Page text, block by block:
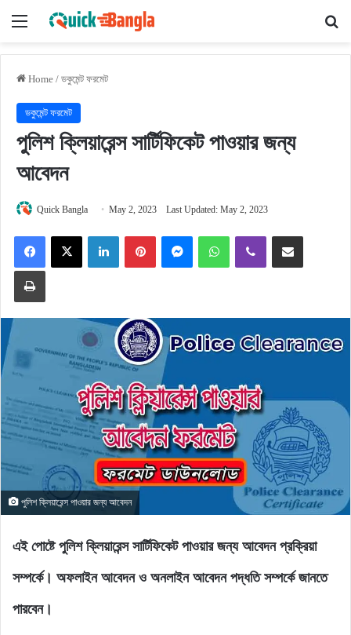
Menu
Home / ডকুমেন্ট ফরমেট
ডকুমেন্ট ফরমেট
পুলিশ ক্লিয়ারেন্স সার্টিফিকেট পাওয়ার জন্য
আবেদন
Quick Bangla May 2, 2023 Last Updated: May 2, 2023
FacebookX LinkedInPinterestMessengerWhatsAppViber Share via Email
Print
পুলিশ ক্লিয়ারেন্স পাওয়ার জন্য আবেদন
এই পোষ্টে পুলিশ ক্লিয়ারেন্স সার্টিফিকেট পাওয়ার জন্য আবেদন প্রক্রিয়া
সম্পর্কে। অফলাইন আবেদন ও অনলাইন আবেদন পদ্ধতি সম্পর্কে জানতে
পারবেন।